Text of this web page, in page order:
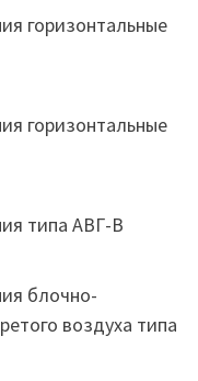
горизонтальные
горизонтальные
типа АВГ-В
блочно-
воздуха типа